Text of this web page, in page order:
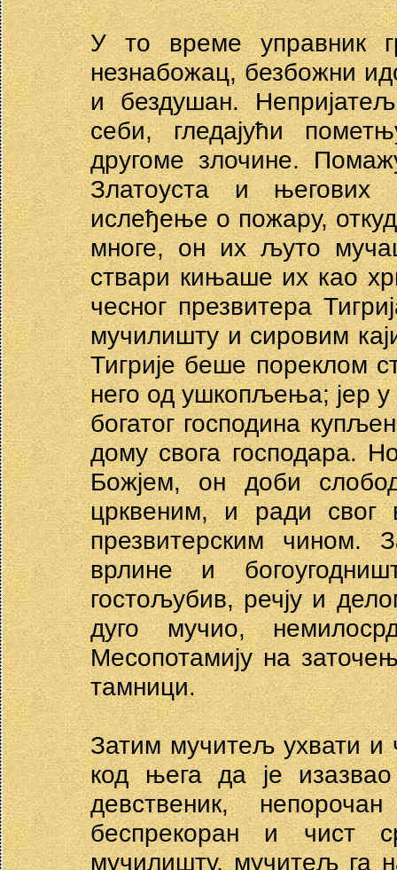
У то време управник
незнабожац, безбожни
и бездушан.
себи, гледајући
другоме злочине.
Златоуста и његових
ислеђење о пожару,
многе, он их љуто
ствари кињаше их као
чесног презвитера
мучилишту и сировим
Тигрије беше пореклом
него од ушкопљења; јер
богатог господина
дому свога господара.
Божјем, он доби
црквеним, и ради свог
презвитерским чином.
врлине и
гостољубив, речју и
дуго мучио,
Месопотамију на
тамници.
Затим мучитељ ухвати и
код њега да је
девственик,
беспрекоран и чист
мучилишту, мучитељ га